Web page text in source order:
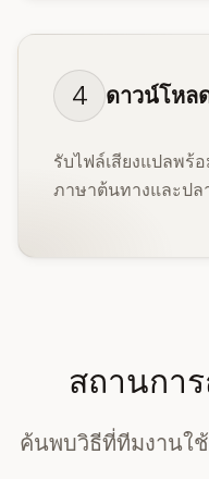
4 ดาวน์โหล
รับไฟล์เสียงแปลพร้
ภาษาต้นทางและปล
สถานกา
ค้นพบวิธีที่ทีมงานใช้